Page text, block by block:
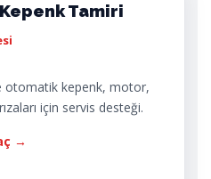
Tamiri
otomatik kepenk, motor,
için servis desteği.
→